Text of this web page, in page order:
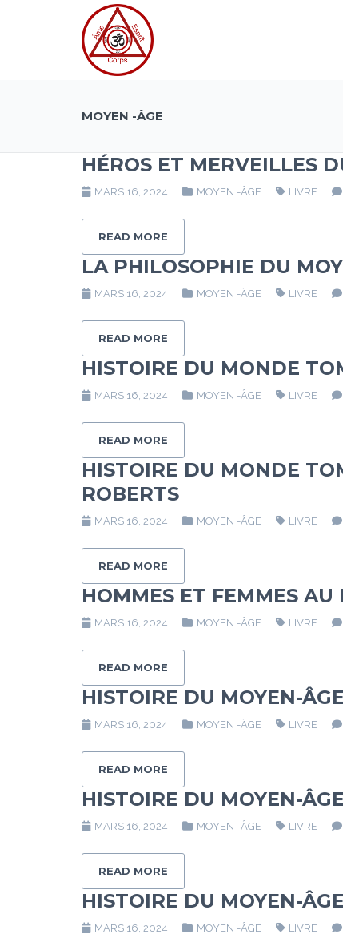
MOYEN -ÂGE
HÉROS ET MERVEILLES
MARS 16, 2024 MOYEN -ÂGE LIVRE
READ MORE
LA PHILOSOPHIE DU
MARS 16, 2024 MOYEN -ÂGE LIVRE
READ MORE
HISTOIRE DU MONDE
MARS 16, 2024 MOYEN -ÂGE LIVRE
READ MORE
HISTOIRE DU MONDE
ROBERTS
MARS 16, 2024 MOYEN -ÂGE LIVRE
READ MORE
HOMMES ET FEMMES
MARS 16, 2024 MOYEN -ÂGE LIVRE
READ MORE
HISTOIRE DU MOYEN-
MARS 16, 2024 MOYEN -ÂGE LIVRE
READ MORE
HISTOIRE DU MOYEN-
MARS 16, 2024 MOYEN -ÂGE LIVRE
READ MORE
HISTOIRE DU MOYEN-
MARS 16, 2024 MOYEN -ÂGE LIVRE